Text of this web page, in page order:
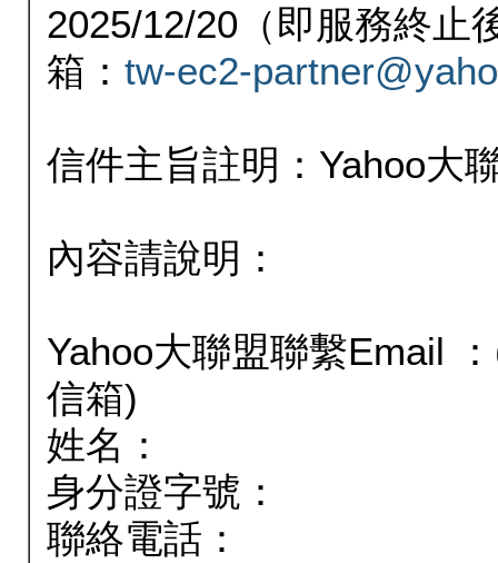
2025/12/20（即服務終止
箱： tw-ec2-
信件主旨註明：Yahoo大
內容請說明：
Yahoo大聯盟聯繫Email
信箱)
姓名：
身分證字號：
聯絡電話：